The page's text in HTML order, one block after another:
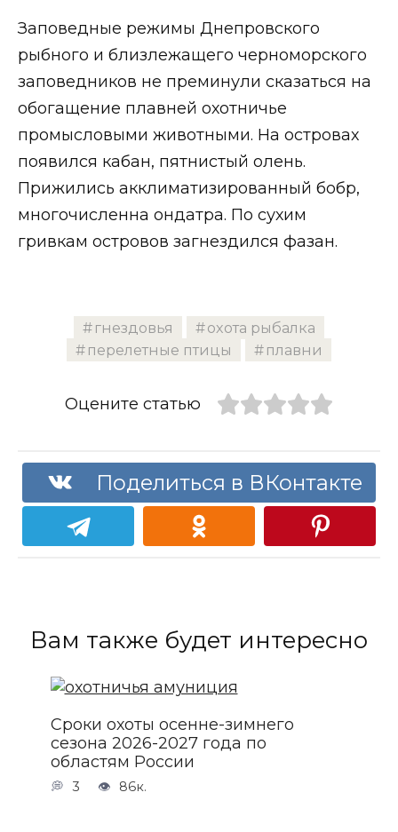
Заповедные режимы Днепровского
рыбного и близлежащего черноморского
заповедников не преминули сказаться на
обогащение плавней охотничье
промысловыми животными. На островах
появился кабан, пятнистый олень.
Прижились акклиматизированный бобр,
многочисленна ондатра. По сухим
гривкам островов загнездился фазан.
гнездовья
охота рыбалка
перелетные птицы
плавни
Оцените статью
Поделиться в ВКонтакте
Вам также будет интересно
Сроки охоты осенне-зимнего
сезона 2026-2027 года по
областям России
3 86к.